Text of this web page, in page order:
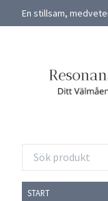
En stillsam,
START